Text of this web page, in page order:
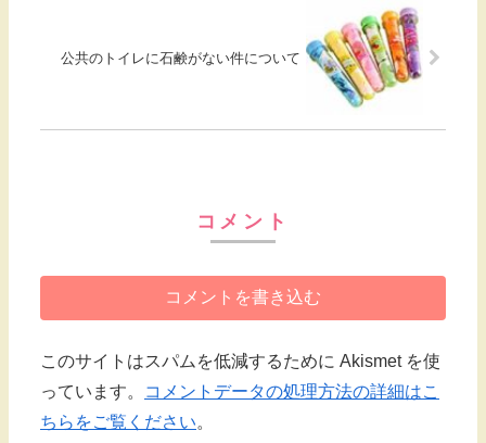
公共のトイレに石鹸がない件について
コメント
コメントを書き込む
このサイトはスパムを低減するために Akismet を使
っています。
コメントデータの処理方法の詳細はこ
ちらをご覧ください。